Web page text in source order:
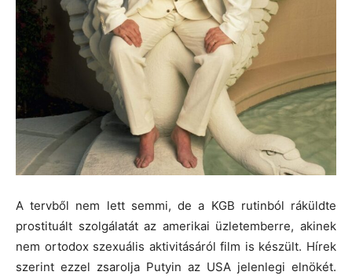
A tervből nem lett semmi, de a KGB rutinból ráküldte
prostituált szolgálatát az amerikai üzletemberre, akinek
nem ortodox szexuális aktivitásáról film is készült. Hírek
szerint ezzel zsarolja Putyin az USA jelenlegi elnökét.